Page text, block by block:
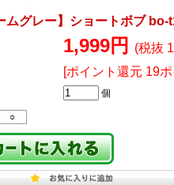
ムグレー】ショートボブ bo-
1,999円
(税抜
[ポイント還元 19
個
○